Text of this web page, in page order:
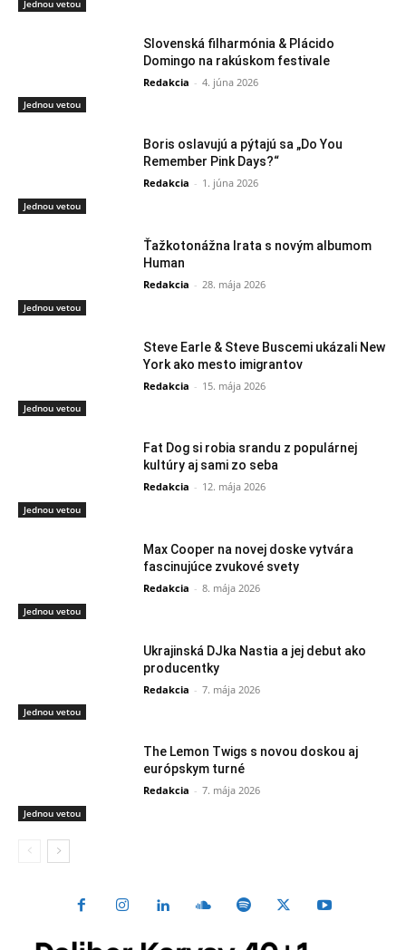
Jednou vetou
Jednou vetou
Slovenská filharmónia & Plácido
Domingo na rakúskom festivale
Redakcia - 4. júna 2026
Jednou vetou
Boris oslavujú a pýtajú sa „Do You
Remember Pink Days?“
Redakcia - 1. júna 2026
Jednou vetou
Ťažkotonážna Irata s novým albumom
Human
Redakcia - 28. mája 2026
Jednou vetou
Steve Earle & Steve Buscemi ukázali New
York ako mesto imigrantov
Redakcia - 15. mája 2026
Jednou vetou
Fat Dog si robia srandu z populárnej
kultúry aj sami zo seba
Redakcia - 12. mája 2026
Jednou vetou
Max Cooper na novej doske vytvára
fascinujúce zvukové svety
Redakcia - 8. mája 2026
Jednou vetou
Ukrajinská DJka Nastia a jej debut ako
producentky
Redakcia - 7. mája 2026
Jednou vetou
The Lemon Twigs s novou doskou aj
európskym turné
Redakcia - 7. mája 2026